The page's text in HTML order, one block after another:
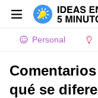
Personal
qué se